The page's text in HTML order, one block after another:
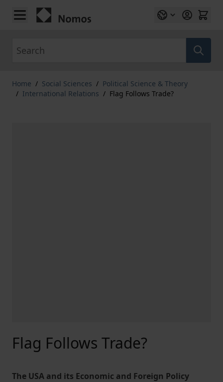
Skip to Content
Home / Social Sciences / Political Science & Theory
/ International Relations / Flag Follows Trade?
Flag Follows Trade?
The USA and its Economic and Foreign Policy